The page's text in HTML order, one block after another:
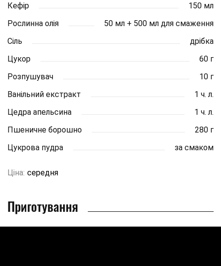
Кефір
150 мл
Рослинна олія
50 мл + 500 мл для смаження
Сіль
дрібка
Цукор
60 г
Розпушувач
10 г
Ванільний екстракт
1 ч. л.
Цедра апельсина
1 ч. л.
Пшеничне борошно
280 г
Цукрова пудра
за смаком
Ціна: середня
Приготування